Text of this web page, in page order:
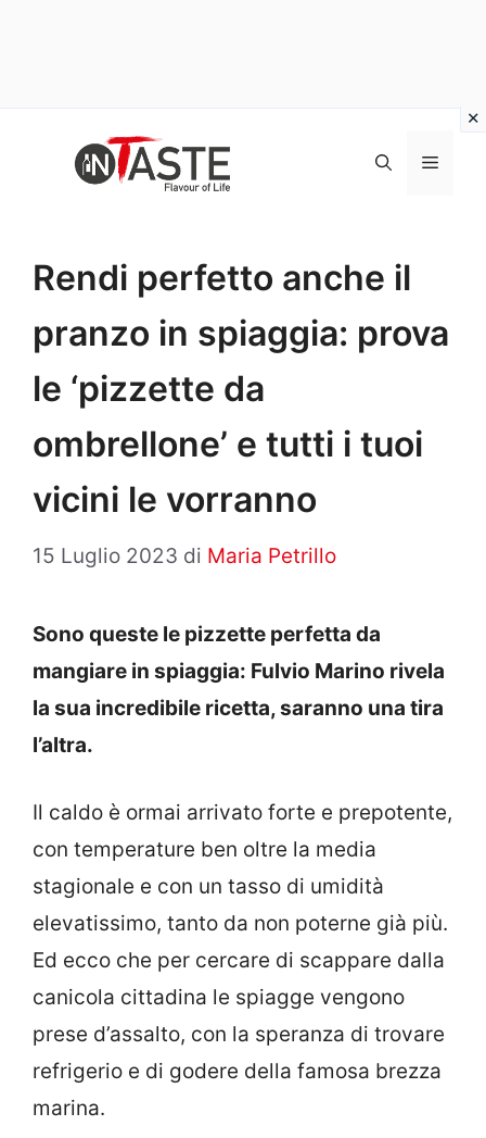
Menu
Rendi perfetto anche il
pranzo in spiaggia: prova
le ‘pizzette da
ombrellone’ e tutti i tuoi
vicini le vorranno
15 Luglio 2023 di Maria Petrillo
Sono queste le pizzette perfetta da
mangiare in spiaggia: Fulvio Marino rivela
la sua incredibile ricetta, saranno una tira
l’altra.
Il caldo è ormai arrivato forte e prepotente,
con temperature ben oltre la media
stagionale e con un tasso di umidità
elevatissimo, tanto da non poterne già più.
Ed ecco che per cercare di scappare dalla
canicola cittadina le spiagge vengono
prese d’assalto, con la speranza di trovare
refrigerio e di godere della famosa brezza
marina.